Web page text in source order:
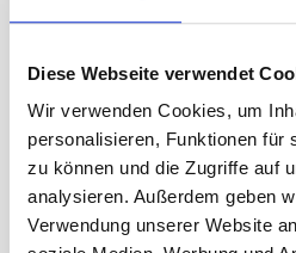
Diese Webseite verwendet
Wir verwenden Cookies, um
personalisieren, Funktionen für
zu können und die Zugriffe auf
analysieren. Außerdem geben
Verwendung unserer Website
Schweizer
aus Polyester ca.
30 cm, bedruckt,